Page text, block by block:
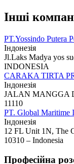
Інші
PT.Yossindo Putera
Індонезія
Jl.Laks Madya yos
INDONESIA
CARAKA TIRTA
Індонезія
JALAN MANGGA
11110
PT. Global Maritime
Індонезія
12 FL Unit 1N, The
10310 – Indonesia
Професійна